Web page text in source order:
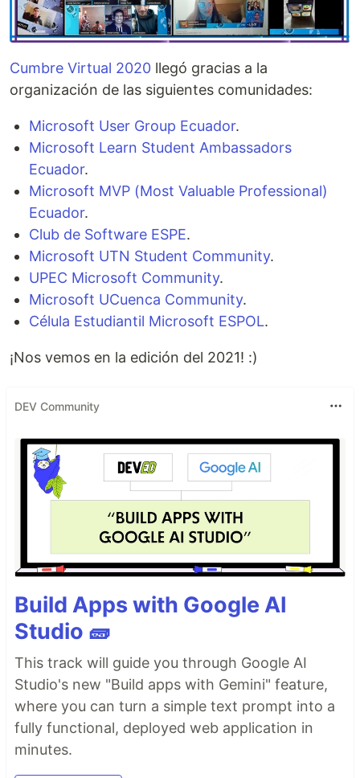
Cumbre Virtual 2020 llegó gracias a la
organización de las siguientes comunidades:
Microsoft User Group Ecuador.
Microsoft Learn Student Ambassadors
Ecuador.
Microsoft MVP (Most Valuable Professional)
Ecuador.
Club de Software ESPE.
Microsoft UTN Student Community.
UPEC Microsoft Community.
Microsoft UCuenca Community.
Célula Estudiantil Microsoft ESPOL.
¡Nos vemos en la edición del 2021! :)
DEV Community
Build Apps with Google AI
Studio 🧱
This track will guide you through Google AI
Studio's new "Build apps with Gemini" feature,
where you can turn a simple text prompt into a
fully functional, deployed web application in
minutes.